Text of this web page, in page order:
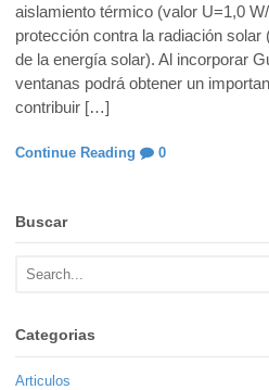
aislamiento térmico (valor U=1,0
protección contra la radiación
de la energía solar). Al incorporar
ventanas podrá obtener un
contribuir […]
Continue Reading 0
Buscar
Categorias
Articulos